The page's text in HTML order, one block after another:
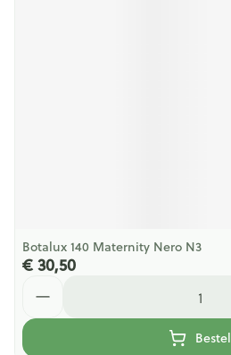
Botalux 140 Maternity Nero N3
€ 30,50
Bestel